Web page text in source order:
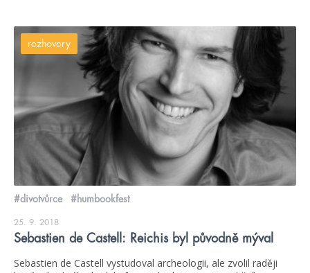
rozhovory
#divotvůrce #humbookfest
25. 9. 2018
Sebastien de Castell: Reichis byl původně mýval
Sebastien de Castell vystudoval archeologii, ale zvolil raději